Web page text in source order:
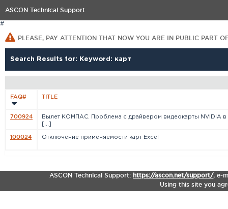
ASCON Technical Support
#
PLEASE, PAY ATTENTION THAT NOW YOU ARE IN PUBLIC PART
Search Results for: Keyword: карт
FAQ# TITLE
700924
Вылет КОМПАС. Проблема с драйвером видеокарты NVIDIA в
[...]
100024 Отключение применяемости карт Excel
ASCON Technical Support: https://ascon.net/support/, e-
Using this site you